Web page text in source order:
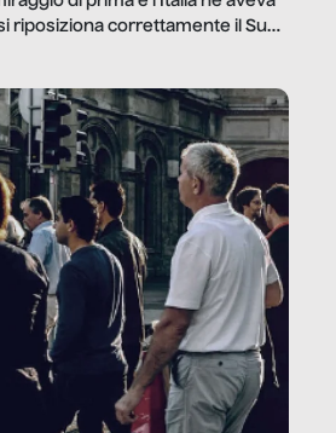
riposiziona correttamente il Sud